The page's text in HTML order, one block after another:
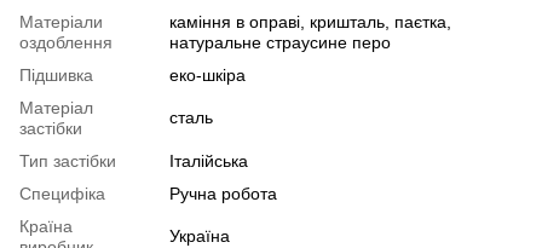
Матеріали
оздоблення
каміння в оправі, кришталь, паєтка,
натуральне страусине перо
Підшивка
еко-шкіра
Матеріал
застібки
сталь
Тип застібки
Італійська
Специфіка
Ручна робота
Країна
Україна